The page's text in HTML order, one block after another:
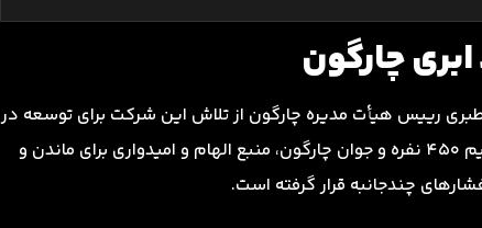
چارگون
رییس هیأت مدیره چارگون از تلاش این شرکت برای توسعه در
شرایط سخت اقتصادی سخن گفتند. به گفته فرزاد رحمانی تیم ۴۵۰ نفره و جوان چارگون، منبع الهام و امیدواری برای ماندن و
چندجانبه قرار گرفته است.